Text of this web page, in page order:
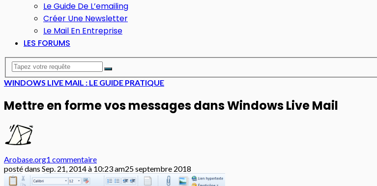
Le Guide De L’emailing
Créer Une Newsletter
Le Mail En Entreprise
LES FORUMS
WINDOWS LIVE MAIL : LE GUIDE PRATIQUE
Mettre en forme vos messages dans Windows Live Mail
Arobase.org1 commentaire
posté dans Sep. 21, 2014 à 10:23 am25 septembre 2018